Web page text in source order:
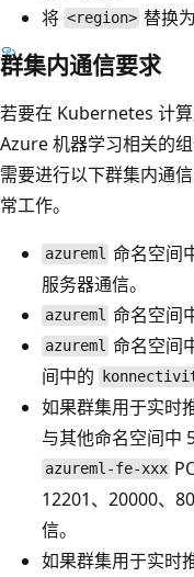
将 <region> 替换
群集内通信要求
若要在 Kubernetes 计
Azure 机器学习相关的
需要进行以下群集内通
常工作。
azureml 命名空间
服务器通信。
azureml 命名空间
azureml 命名空间
间中的
如果群集用于实时
与其他命名空间中
azureml-fe-xxx
12201、20000、
信。
如果群集用于实时